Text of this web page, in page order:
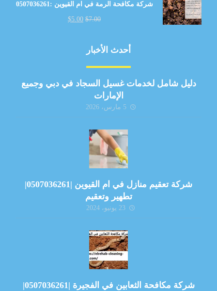
شركة مكافحة الرمة في ام القيوين :0507036261
$7.00
$5.00
أحدث الأخبار
دليل شامل لخدمات غسيل السجاد في دبي وجميع
الإمارات
5 مارس، 2026
شركة تعقيم منازل في ام القيوين |0507036261|
تطهير وتعقيم
23 يونيو، 2024
شركة مكافحة الثعابين في الفجيرة |0507036261|